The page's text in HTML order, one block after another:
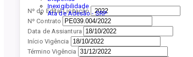
Inexigibilidade
Ata de Adesão - SRP
Nº do Edital Licitação
Nº Contrato
Data de Assiantura
Início Vigência
Término Vigência